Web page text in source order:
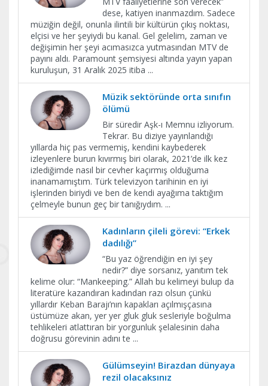
dese, katiyen inanmazdım. Sadece
müziğin değil, onunla ilintili bir kültürün çıkış noktası,
elçisi ve her şeyiydi bu kanal. Gel gelelim, zaman ve
değişimin her şeyi acımasızca yutmasından MTV de
payını aldı. Paramount şemsiyesi altında yayın yapan
kuruluşun, 31 Aralık 2025 itiba ...
Müzik sektöründe orta sınıfın
ölümü
Bir süredir Aşk-ı Memnu izliyorum.
Tekrar. Bu diziye yayınlandığı
yıllarda hiç pas vermemiş, kendini kaybederek
izleyenlere burun kıvırmış biri olarak, 2021’de ilk kez
izlediğimde nasıl bir cevher kaçırmış olduğuma
inanamamıştım. Türk televizyon tarihinin en iyi
işlerinden biriydi ve ben de kendi ayağıma taktığım
çelmeyle bunun geç bir tanığıydım. ...
Kadınların çileli görevi: “Erkek
dadılığı”
“Bu yaz öğrendiğin en iyi şey
nedir?” diye sorsanız, yanıtım tek
kelime olur: “Mankeeping.” Allah bu kelimeyi bulup da
literatüre kazandıran kadından razı olsun çünkü
yıllardır Keban Barajı’nın kapakları açılmışçasına
üstümüze akan, yer yer gluk gluk sesleriyle boğulma
tehlikeleri atlattıran bir yorgunluk şelalesinin daha
doğrusu görevinin adını te ...
Gülümseyin! Birazdan dünyaya
rezil olacaksınız